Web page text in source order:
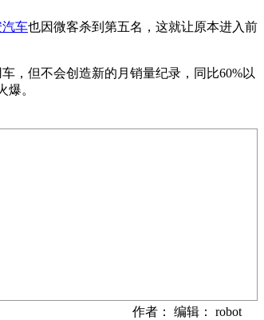
车也因微客杀到第五名，这就让原本进入前
，但不会创造新的月销量纪录，同比60%以
。
作者： 编辑： robot